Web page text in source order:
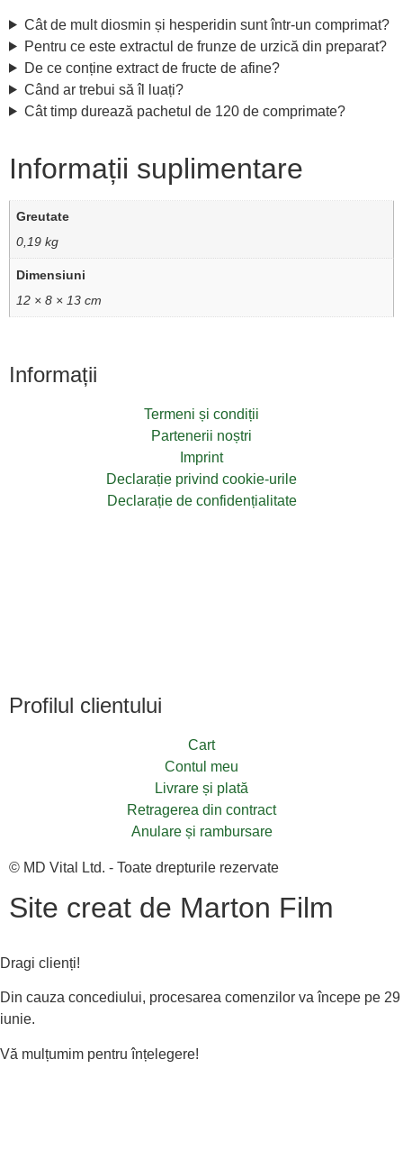
Cât de mult diosmin și hesperidin sunt într-un comprimat?
Pentru ce este extractul de frunze de urzică din preparat?
De ce conține extract de fructe de afine?
Când ar trebui să îl luați?
Cât timp durează pachetul de 120 de comprimate?
Informații suplimentare
Greutate
0,19 kg
Dimensiuni
12 × 8 × 13 cm
Informații
Termeni și condiții
Partenerii noștri
Imprint
Declarație privind cookie-urile
Declarație de confidențialitate
Profilul clientului
Cart
Contul meu
Livrare și plată
Retragerea din contract
Anulare și rambursare
© MD Vital Ltd. - Toate drepturile rezervate
Site creat de Marton Film
Dragi clienți!
Din cauza concediului, procesarea comenzilor va începe pe 29
iunie.
Vă mulțumim pentru înțelegere!